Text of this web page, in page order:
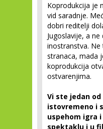
Koprodukcija je
vid saradnje.
dobri reditelji
Jugoslavije, a
inostranstva.
stranaca, mada
koprodukcija
ostvarenjima.
Vi ste jedan
istovremeno i
uspehom igra
spektaklu i u